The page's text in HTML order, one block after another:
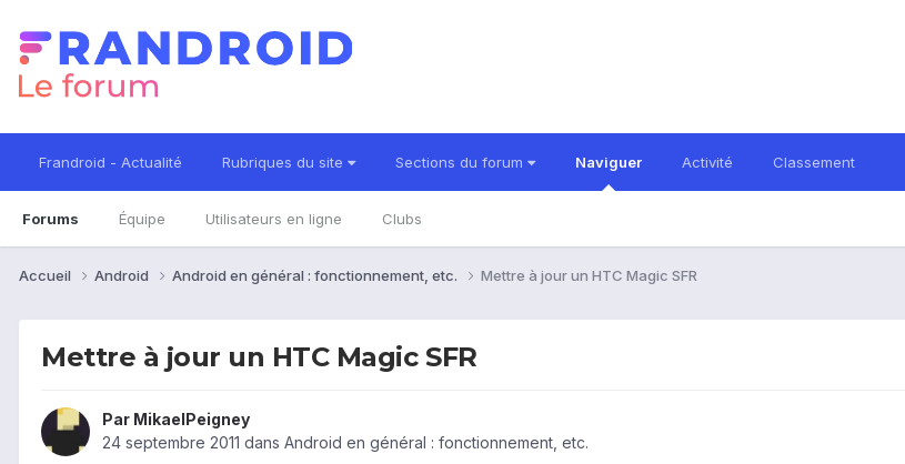
Frandroid - Actualité Rubriques du site Sections du forum Naviguer
Forums Équipe Utilisateurs en ligne Clubs
Activité Classement
Accueil Android Android en général : fonctionnement, etc. Mettre à jour un HTC Magic SFR
Mettre à jour un HTC Magic SFR
Par MikaelPeigney
24 septembre 2011 dans Android en général : fonctionnement, etc.